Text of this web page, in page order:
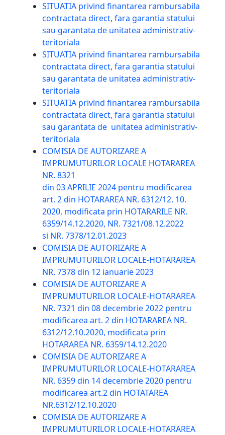
SITUATIA privind finantarea rambursabila
contractata direct, fara garantia statului
sau garantata de unitatea administrativ-
teritoriala
SITUATIA privind finantarea rambursabila
contractata direct, fara garantia statului
sau garantata de unitatea administrativ-
teritoriala
SITUATIA privlnd finantarea rambursabila
contractata direct, fara garantia statului
sau garantata de unitatea administrativ-
teritoriala
COMISIA DE AUTORIZARE A
IMPRUMUTURILOR LOCALE HOTARAREA
NR. 8321
din 03 APRILIE 2024 pentru modificarea
art. 2 din HOTARAREA NR. 6312/12. 10.
2020, modificata prin HOTARARILE NR.
6359/14.12.2020, NR. 7321/08.12.2022
si NR. 7378/12.01.2023
COMISIA DE AUTORIZARE A
IMPRUMUTURILOR LOCALE-HOTARAREA
NR. 7378 din 12 ianuarie 2023
COMISIA DE AUTORIZARE A
IMPRUMUTURILOR LOCALE-HOTARAREA
NR. 7321 din 08 decembrie 2022 pentru
modificarea art. 2 din HOTARAREA NR.
6312/12.10.2020, modificata prin
HOTARAREA NR. 6359/14.12.2020
COMISIA DE AUTORIZARE A
IMPRUMUTURILOR LOCALE-HOTARAREA
NR. 6359 din 14 decembrie 2020 pentru
modificarea art.2 din HOTATAREA
NR.6312/12.10.2020
COMISIA DE AUTORIZARE A
IMPRUMUTURILOR LOCALE-HOTARAREA